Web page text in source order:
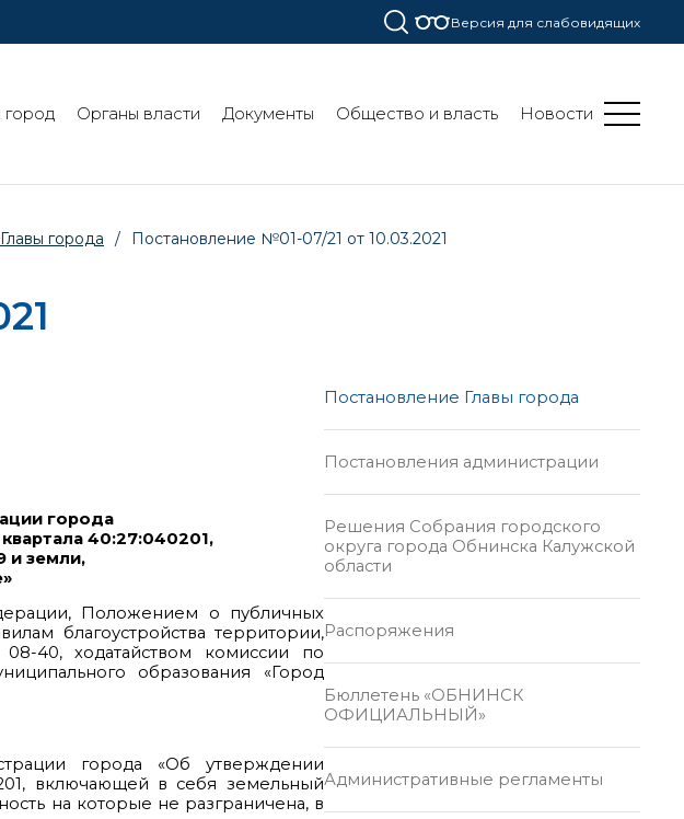
Версия для слабовидящих
Органы власти Документы Общество и власть Новости
города / Постановление №01-07/21 от 10.03.2021
города
40:27:040201,
и земли,
Положением о публичных
благоустройства территории,
40, ходатайством комиссии по
образования «Город
города «Об утверждении
включающей в себя земельный
на которые не разграничена, в
Постановление Главы города
Постановления администрации
Решения Собрания городского
округа города Обнинска Калужской
области
Распоряжения
Бюллетень «ОБНИНСК
ОФИЦИАЛЬНЫЙ»
Административные регламенты